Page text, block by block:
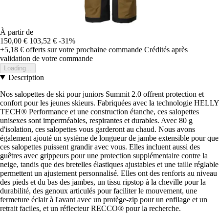
À partir de
150,00 € 103,52 € -31%
+5,18 € offerts sur votre prochaine commande Crédités après
validation de votre commande
Loading...
Description
Nos salopettes de ski pour juniors Summit 2.0 offrent protection et
confort pour les jeunes skieurs. Fabriquées avec la technologie HELLY
TECH® Performance et une construction étanche, ces salopettes
unisexes sont imperméables, respirantes et durables. Avec 80 g
d'isolation, ces salopettes vous garderont au chaud. Nous avons
également ajouté un système de longueur de jambe extensible pour que
ces salopettes puissent grandir avec vous. Elles incluent aussi des
guêtres avec grippeurs pour une protection supplémentaire contre la
neige, tandis que des bretelles élastiques ajustables et une taille réglable
permettent un ajustement personnalisé. Elles ont des renforts au niveau
des pieds et du bas des jambes, un tissu ripstop à la cheville pour la
durabilité, des genoux articulés pour faciliter le mouvement, une
fermeture éclair à l'avant avec un protège-zip pour un enfilage et un
retrait faciles, et un réflecteur RECCO® pour la recherche.